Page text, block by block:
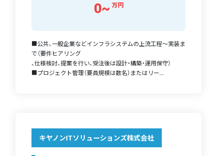
0~ 万円
■公共、一般企業などインフラシステムの上流工程～実装ま
で（要件ヒアリング
、仕様検討、提案を行い、受注後は設計・構築・運用保守）
■プロジェクト管理（要員規模は数名）またはリー...
キヤノンITソリューションズ株式会社